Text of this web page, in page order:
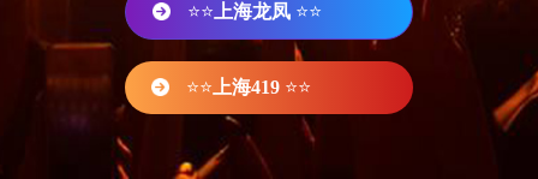
⭐⭐ 上海龙凤 ⭐⭐
⭐⭐ 上海419 ⭐⭐